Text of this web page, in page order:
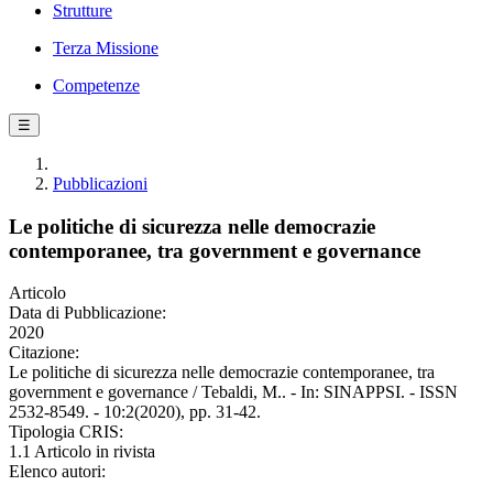
Strutture
Terza Missione
Competenze
☰
Pubblicazioni
Le politiche di sicurezza nelle democrazie
contemporanee, tra government e governance
Articolo
Data di Pubblicazione:
2020
Citazione:
Le politiche di sicurezza nelle democrazie contemporanee, tra
government e governance / Tebaldi, M.. - In: SINAPPSI. - ISSN
2532-8549. - 10:2(2020), pp. 31-42.
Tipologia CRIS:
1.1 Articolo in rivista
Elenco autori: